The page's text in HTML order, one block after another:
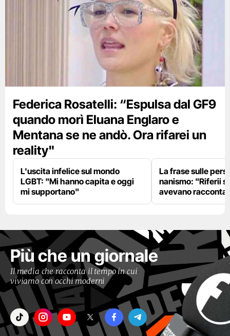
Federica Rosatelli: “Espulsa dal GF9
quando morì Eluana Englaro e
Mentana se ne andò. Ora rifarei un
reality"
L'uscita infelice sul mondo
LGBT: "Mi hanno capita e oggi
mi supportano"
La frase sulle
nanismo: "Riferii
avevano
Più che un giornale
Il media che racconta il tempo in cui
viviamo con occhi moderni